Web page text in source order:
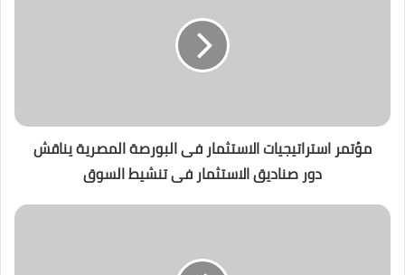
مؤتمر استراتيجيات الاستثمار فى البورصة المصرية يناقش
دور صناديق الاستثمار فى تنشيط السوق